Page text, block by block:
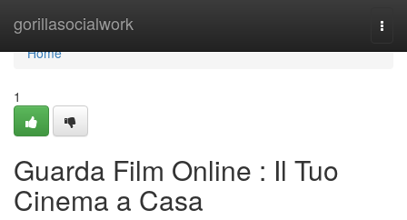
gorillasocialwork
Home
Home
1
Guarda Film Online : Il Tuo
Cinema a Casa